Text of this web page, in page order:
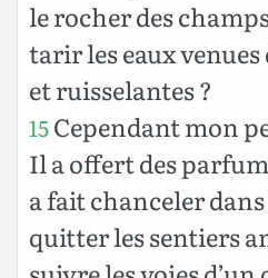
le rocher des
tarir les eaux
et ruisselantes ?
15Cependant mon
Il a offert des
a fait chanceler
quitter les sentiers